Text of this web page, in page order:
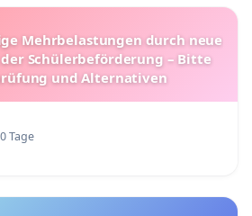
Mehrbelastungen durch neue
Schülerbeförderung – Bitte
und Alternativen
Tage